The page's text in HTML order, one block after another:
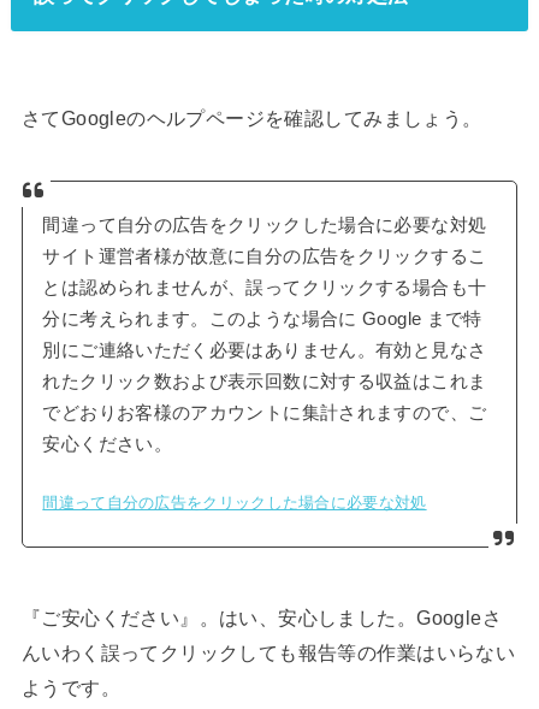
さてGoogleのヘルプページを確認してみましょう。
間違って自分の広告をクリックした場合に必要な対処
サイト運営者様が故意に自分の広告をクリックするこ
とは認められませんが、誤ってクリックする場合も十
分に考えられます。このような場合に Google まで特
別にご連絡いただく必要はありません。有効と見なさ
れたクリック数および表示回数に対する収益はこれま
でどおりお客様のアカウントに集計されますので、ご
安心ください。
間違って自分の広告をクリックした場合に必要な対処
『ご安心ください』。はい、安心しました。Googleさ
んいわく誤ってクリックしても報告等の作業はいらない
ようです。